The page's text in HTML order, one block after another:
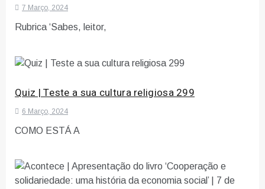
7 Março, 2024
Rubrica ‘Sabes, leitor,
Quiz | Teste a sua cultura religiosa 299
6 Março, 2024
COMO ESTÁ A